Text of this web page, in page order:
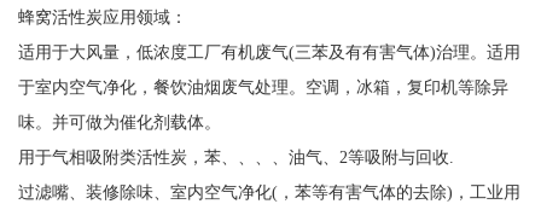
蜂窝活性炭应用领域：
适用于大风量，低浓度工厂有机废气(三苯及有有害气体)治理。适用
于室内空气净化，餐饮油烟废气处理。空调，冰箱，复印机等除异
味。并可做为催化剂载体。
用于气相吸附类活性炭，苯、、、、油气、2等吸附与回收.
过滤嘴、装修除味、室内空气净化(，苯等有害气体的去除)，工业用